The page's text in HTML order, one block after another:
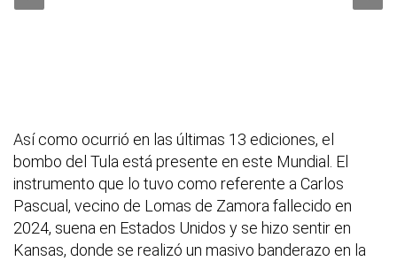
Así como ocurrió en las últimas 13 ediciones, el
bombo del Tula está presente en este Mundial. El
instrumento que lo tuvo como referente a Carlos
Pascual, vecino de Lomas de Zamora fallecido en
2024, suena en Estados Unidos y se hizo sentir en
Kansas, donde se realizó un masivo banderazo en la